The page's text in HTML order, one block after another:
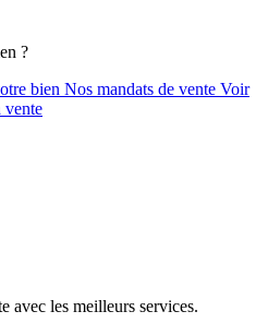
?
bien Nos mandats de vente Voir
vente
avec les meilleurs services.